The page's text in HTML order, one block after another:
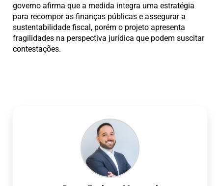
governo afirma que a medida integra uma estratégia
para recompor as finanças públicas e assegurar a
sustentabilidade fiscal, porém o projeto apresenta
fragilidades na perspectiva jurídica que podem suscitar
contestações.